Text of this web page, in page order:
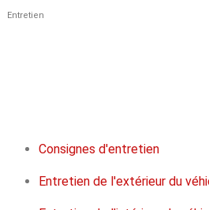
Entretien
Consignes d'entretien
Entretien de l'extérieur du